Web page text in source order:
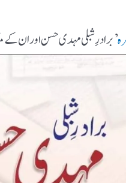
’ برادرِ شبلی مہدی حسن اور ان کے